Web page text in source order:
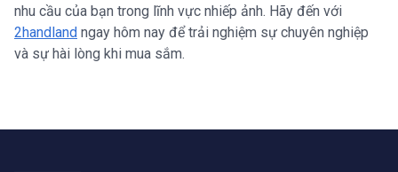
nhu cầu của bạn trong lĩnh vực nhiếp ảnh. Hãy đến với
2handland ngay hôm nay để trải nghiệm sự chuyên nghiệp
và sự hài lòng khi mua sắm.